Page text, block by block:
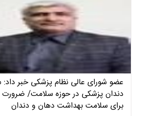
عضو شورای عالی نظام پزشکی خبر داد:
دندان پزشکی در حوزه سلامت/
برای سلامت بهداشت دهان و دندان